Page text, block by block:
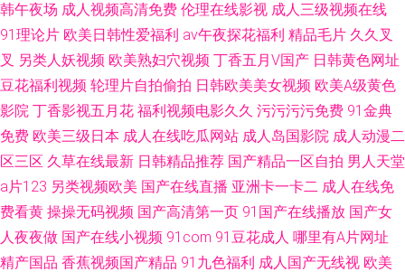
韩午夜场 成人视频高清免费 伦理在线影视 成人三级视频在线
91理论片 欧美日韩性爱福利 av午夜探花福利 精品毛片 久久叉
叉 另类人妖视频 欧美熟妇穴视频 丁香五月V国产 日韩黄色网址
豆花福利视频 轮理片自拍偷拍 日韩欧美美女视频 欧美A级黄色
影院 丁香影视五月花 福利视频电影久久 污污污污免费 91金典
免费 欧美三级日本 成人在线吃瓜网站 成人岛国影院 成人动漫二
区三区 久草在线最新 日韩精品推荐 国产精品一区自拍 男人天堂
a片123 另类视频欧美 国产在线直播 亚洲卡一卡二 成人在线免
费看黄 操操无码视频 国产高清第一页 91国产在线播放 国产女
人夜夜做 国产在线小视频 91com 91豆花成人 哪里有A片网址
精产国品 香蕉视频国产精品 91九色福利 成人国产无线视 欧美